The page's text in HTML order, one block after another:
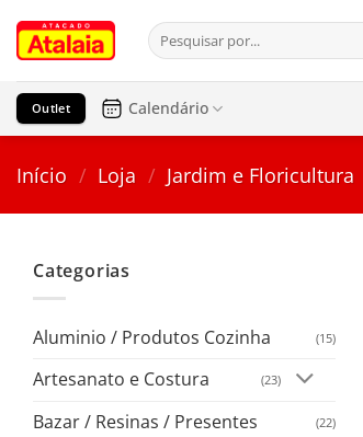
para
conteúdo
Pesquisar
por:
Outlet Calendário
Início / Loja / Jardim e Floricultura
Categorias
Aluminio / Produtos Cozinha (15)
Artesanato e Costura (23)
Bazar / Resinas / Presentes (22)